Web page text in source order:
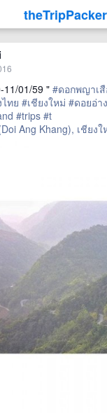
theTripPacker
11/01/59 " #ดอกพญาเสื
ทย #เชียงใหม่ #ดอยอ่า
#trips #t
en/
Ang Khang), เชียงใ